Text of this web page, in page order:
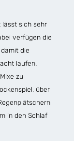
lässt sich sehr
verfügen die
die
laufen.
zu
über
in den Schlaf